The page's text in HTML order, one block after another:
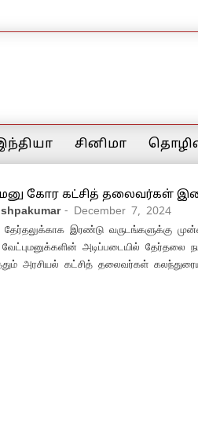
சினிமா
கோர கட்சித் தலைவர்கள்
- December 7, 2024
தேர்தலுக்காக இரண்டு வருடங்களுக்கு
வேட்புமனுக்களின் அடிப்படையில் தேர்தலை
அரசியல் கட்சித் தலைவர்கள்